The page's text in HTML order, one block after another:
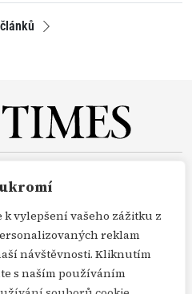
vylepšení vašeho zážitku z
reklam
návštěvnosti. Kliknutím
s naším používáním
ČR © 2000-2026